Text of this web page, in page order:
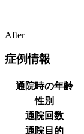
After
症例情報
通院時の年齢
性別
通院回数
通院目的